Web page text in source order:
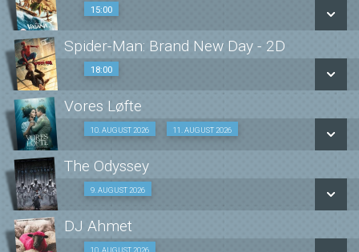
LÆS MERE
15:00
Spider-Man: Brand New Day - 2D
18:00
SE ALLE DAGE
LÆS MERE
Vores Løfte
10. AUGUST 2026 11. AUGUST 2026
Vores Løfte
Fra 10.08.2026
Dk undertekster
The Odyssey
9. AUGUST 2026
SE ALLE DAGE
DJ Ahmet
10. AUGUST 2026